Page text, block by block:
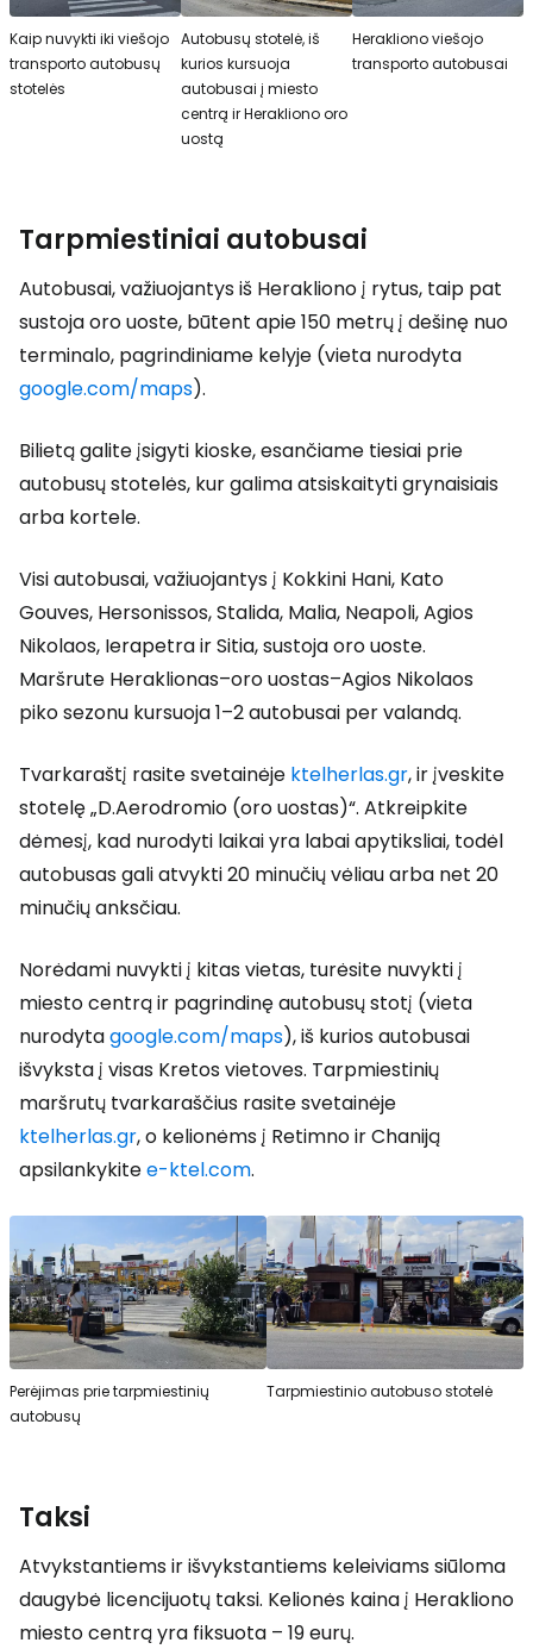
Kaip nuvykti iki viešojo
transporto autobusų
stotelės
Autobusų stotelė, iš
kurios kursuoja
autobusai į miesto
centrą ir Herakliono oro
uostą
Herakliono viešojo
transporto autobusai
Tarpmiestiniai autobusai
Autobusai, važiuojantys iš Herakliono į rytus, taip pat
sustoja oro uoste, būtent apie 150 metrų į dešinę nuo
terminalo, pagrindiniame kelyje (vieta nurodyta
google.com/maps).
Bilietą galite įsigyti kioske, esančiame tiesiai prie
autobusų stotelės, kur galima atsiskaityti grynaisiais
arba kortele.
Visi autobusai, važiuojantys į Kokkini Hani, Kato
Gouves, Hersonissos, Stalida, Malia, Neapoli, Agios
Nikolaos, Ierapetra ir Sitia, sustoja oro uoste.
Maršrute Heraklionas–oro uostas–Agios Nikolaos
piko sezonu kursuoja 1–2 autobusai per valandą.
Tvarkaraštį rasite svetainėje ktelherlas.gr,ir įveskite
stotelę „D.Aerodromio (oro uostas)“. Atkreipkite
dėmesį, kad nurodyti laikai yra labai apytiksliai, todėl
autobusas gali atvykti 20 minučių vėliau arba net 20
minučių anksčiau.
Norėdami nuvykti į kitas vietas, turėsite nuvykti į
miesto centrą ir pagrindinę autobusų stotį (vieta
nurodytagoogle.com/maps), iš kurios autobusai
išvyksta į visas Kretos vietoves. Tarpmiestinių
maršrutų tvarkaraščius rasite svetainėje
ktelherlas.gr, o kelionėms į Retimno ir Chaniją
apsilankykitee-ktel.com.
Perėjimas prie tarpmiestinių
autobusų
Tarpmiestinio autobuso stotelė
Taksi
Atvykstantiems ir išvykstantiems keleiviams siūloma
daugybė licencijuotų taksi. Kelionės kaina į Herakliono
miesto centrą yra fiksuota – 19 eurų.